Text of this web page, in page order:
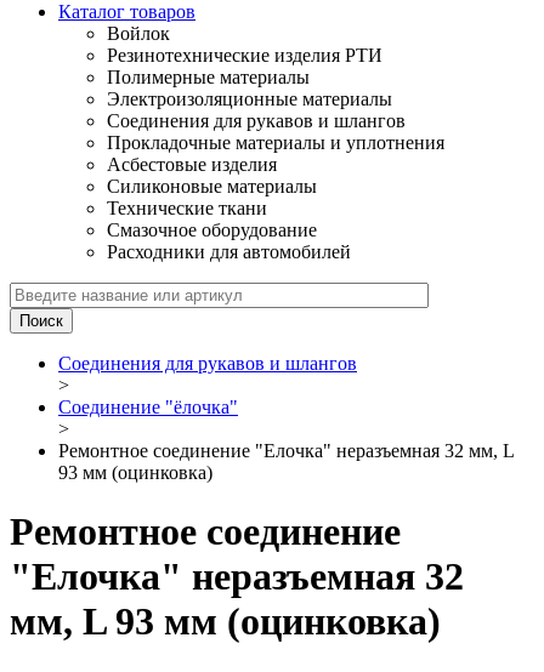
Каталог товаров
Войлок
Резинотехнические изделия РТИ
Полимерные материалы
Электроизоляционные материалы
Соединения для рукавов и шлангов
Прокладочные материалы и уплотнения
Асбестовые изделия
Силиконовые материалы
Технические ткани
Смазочное оборудование
Расходники для автомобилей
Соединения для рукавов и шлангов
>
Соединение "ёлочка"
>
Ремонтное соединение "Елочка" неразъемная 32 мм, L
93 мм (оцинковка)
Ремонтное соединение
"Елочка" неразъемная 32
мм, L 93 мм (оцинковка)